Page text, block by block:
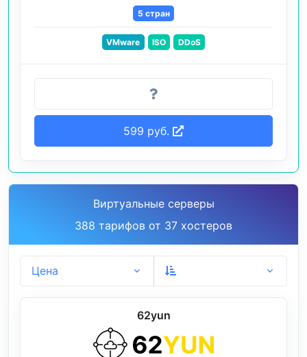
5 стран
VMware ISO DDoS
599 руб.
Виртуальные серверы
388 тарифов от 37 хостеров
Цена
62yun